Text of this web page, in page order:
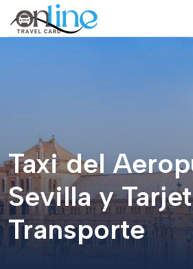
Taxi del
Sevilla y
Transporte